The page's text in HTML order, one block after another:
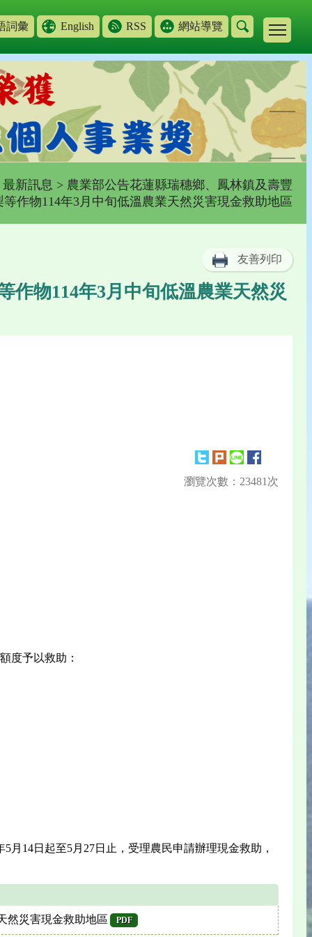
詞彙 English RSS 網站導覽
最新訊息 > 農業部公告花蓮縣瑞穗鄉、鳳林鎮及壽豐
作物114年3月中旬低溫農業天然災害現金救助地區
友善列印
作物114年3月中旬低溫農業天然災
瀏覽次數：23481次
度予以救助：
14日起至5月27日止，受理農民申請辦理現金救助，
然災害現金救助地區 PDF